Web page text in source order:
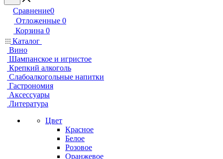
Сравнение0
Отложенные 0
Корзина 0
Каталог
Вино
Шампанское и игристое
Крепкий алкоголь
Слабоалкогольные напитки
Гастрономия
Аксессуары
Литература
Цвет
Красное
Белое
Розовое
Оранжевое